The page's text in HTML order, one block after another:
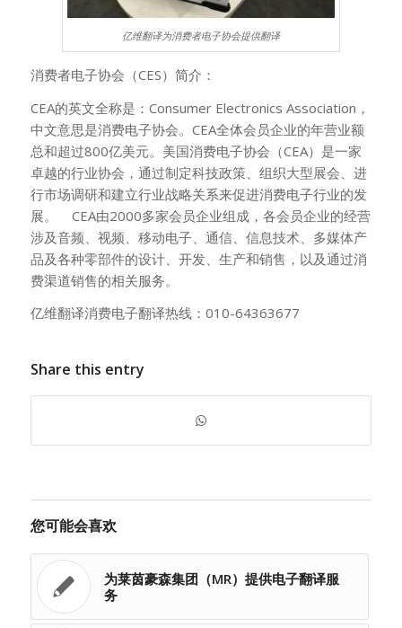
亿维翻译为消费者电子协会提供翻译
消费者电子协会（CES）简介：
CEA的英文全称是：Consumer Electronics Association，
中文意思是消费电子协会。CEA全体会员企业的年营业额
总和超过800亿美元。美国消费电子协会（CEA）是一家
卓越的行业协会，通过制定科技政策、组织大型展会、进
行市场调研和建立行业战略关系来促进消费电子行业的发
展。 CEA由2000多家会员企业组成，各会员企业的经营
涉及音频、视频、移动电子、通信、信息技术、多媒体产
品及各种零部件的设计、开发、生产和销售，以及通过消
费渠道销售的相关服务。
亿维翻译消费电子翻译热线：010-64363677
Share this entry
您可能会喜欢
为莱茵豪森集团（MR）提供电子翻译服
务